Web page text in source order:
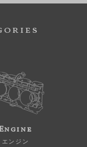
Engine
エンジン